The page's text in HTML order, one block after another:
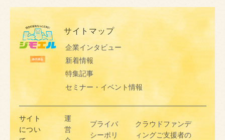
【浜松駅ビル】おすすめグルメ｜地元の味から駅ナカランチ
✖
ジモエルの新着記事や地元応援情報をイ
チ早くお届けするメールマガジンです！
メールアドレスを入力し、【メルマガ
サイトマップ
企業インタビュー
新着情報
特集記事
セミナー・イベント情報
サイト
につい
運
営
プライバ
シーポリ
クラウドファンデ
ィングご支援者の